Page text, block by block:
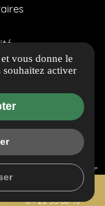
call
04 22 53 66 43
vous donne le
activer